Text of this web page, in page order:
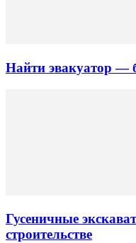
Найти эвакуатор —
Гусеничные
строительстве